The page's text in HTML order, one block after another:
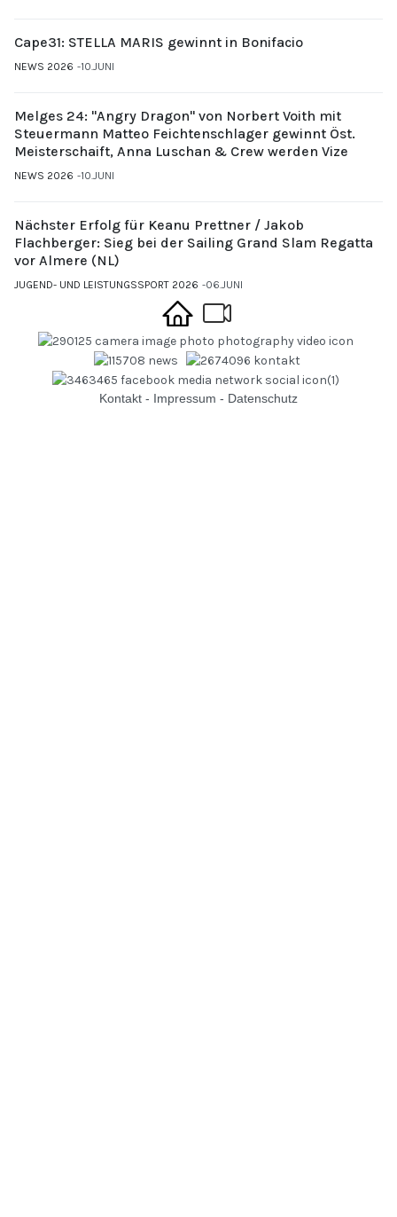
Cape31: STELLA MARIS gewinnt in Bonifacio
NEWS 2026 10.JUNI
Melges 24: "Angry Dragon" von Norbert Voith mit
Steuermann Matteo Feichtenschlager gewinnt Öst.
Meisterschaift, Anna Luschan & Crew werden Vize
NEWS 2026 10.JUNI
Nächster Erfolg für Keanu Prettner / Jakob
Flachberger: Sieg bei der Sailing Grand Slam Regatta
vor Almere (NL)
JUGEND- UND LEISTUNGSSPORT 2026 06.JUNI
Kontakt - Impressum - Datenschutz